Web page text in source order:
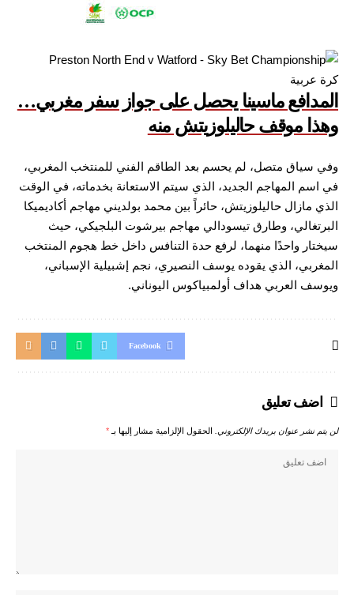
كرة عربية
المدافع ماسينا يحصل على جواز سفر مغربي…
وهذا موقف حاليلوزيتش منه
وفي سياق متصل، لم يحسم بعد الطاقم الفني للمنتخب المغربي،
في اسم المهاجم الجديد، الذي سيتم الاستعانة بخدماته، في الوقت
الذي مازال حاليلوزيتش، حائراً بين محمد بولديني مهاجم أكاديميكا
البرتغالي، وطارق تيسودالي مهاجم بيرشوت البلجيكي، حيث
سيختار واحدًا منهما، لرفع حدة التنافس داخل خط هجوم المنتخب
المغربي، الذي يقوده يوسف النصيري، نجم إشبيلية الإسباني،
ويوسف العربي هداف أولمبياكوس اليوناني.
Facebook
اضف تعليق
لن يتم نشر عنوان بريدك الإلكتروني. الحقول الإلزامية مشار إليها بـ *